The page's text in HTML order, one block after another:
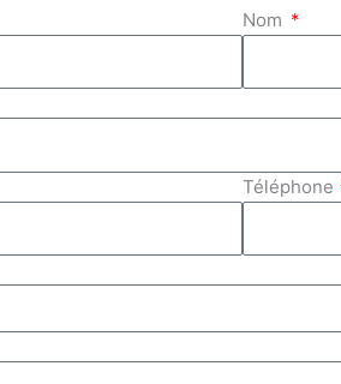
Nom
Téléphone